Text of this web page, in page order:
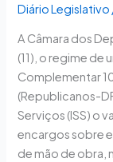
Diário Legislativo
A Câmara dos
(11), o regime de
Complementar
(Republicanos-
Serviços (ISS) o
encargos sobre
de mão de obra,